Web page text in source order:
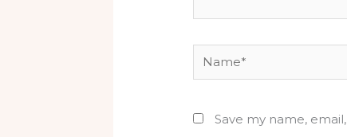
Name*
Save my name,